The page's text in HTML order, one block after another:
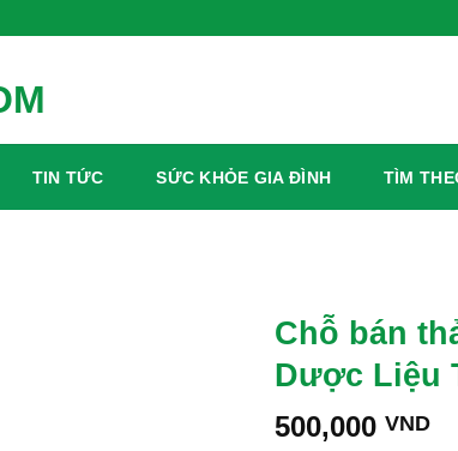
TIN TỨC SỨC KHỎE GIA ĐÌNH TÌM
Chỗ bán
Dược Liệu
500,000 VND